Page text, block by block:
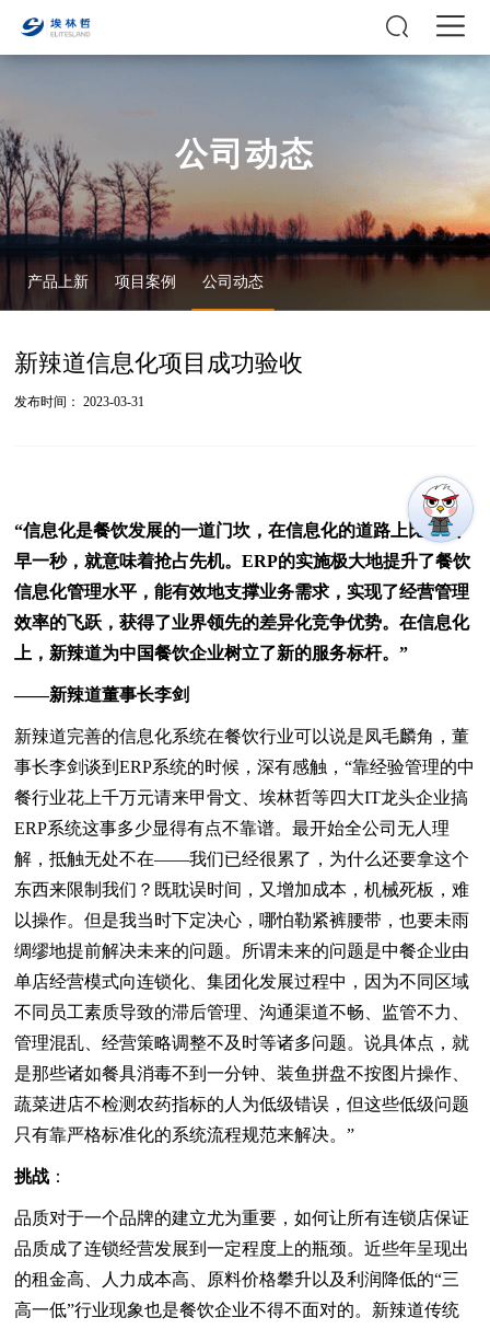
公司动态
产品上新 项目案例 公司动态
新辣道信息化项目成功验收
发布时间： 2023-03-31
“信息化是餐饮发展的一道门坎，在信息化的道路上比别人
早一秒，就意味着抢占先机。ERP的实施极大地提升了餐饮
信息化管理水平，能有效地支撑业务需求，实现了经营管理
效率的飞跃，获得了业界领先的差异化竞争优势。在信息化
上，新辣道为中国餐饮企业树立了新的服务标杆。”
——新辣道董事长李剑
新辣道完善的信息化系统在餐饮行业可以说是凤毛麟角，董
事长李剑谈到ERP系统的时候，深有感触，“靠经验管理的中
餐行业花上千万元请来甲骨文、埃林哲等四大IT龙头企业搞
ERP系统这事多少显得有点不靠谱。最开始全公司无人理
解，抵触无处不在——我们已经很累了，为什么还要拿这个
东西来限制我们？既耽误时间，又增加成本，机械死板，难
以操作。但是我当时下定决心，哪怕勒紧裤腰带，也要未雨
绸缪地提前解决未来的问题。所谓未来的问题是中餐企业由
单店经营模式向连锁化、集团化发展过程中，因为不同区域
不同员工素质导致的滞后管理、沟通渠道不畅、监管不力、
管理混乱、经营策略调整不及时等诸多问题。说具体点，就
是那些诸如餐具消毒不到一分钟、装鱼拼盘不按图片操作、
蔬菜进店不检测农药指标的人为低级错误，但这些低级问题
只有靠严格标准化的系统流程规范来解决。”
挑战：
品质对于一个品牌的建立尤为重要，如何让所有连锁店保证
品质成了连锁经营发展到一定程度上的瓶颈。近些年呈现出
的租金高、人力成本高、原料价格攀升以及利润降低的“三
高一低”行业现象也是餐饮企业不得不面对的。新辣道传统